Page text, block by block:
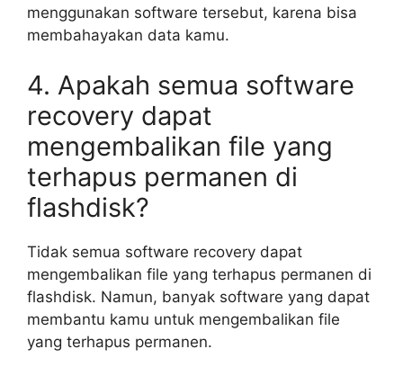
menggunakan software tersebut, karena bisa
membahayakan data kamu.
4. Apakah semua software
recovery dapat
mengembalikan file yang
terhapus permanen di
flashdisk?
Tidak semua software recovery dapat
mengembalikan file yang terhapus permanen di
flashdisk. Namun, banyak software yang dapat
membantu kamu untuk mengembalikan file
yang terhapus permanen.